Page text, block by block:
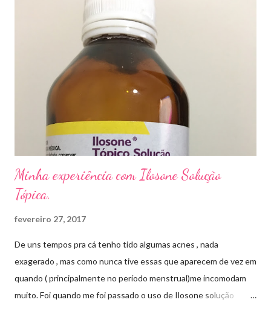
micose de unha é feito com esmaltes antifúngicos ou remédios
orais ,ou para aplicação local receitados pelo dermatologista. O
tempo para tratamento pode variar de 06 meses a um ano. Para
quem prefere tratamentos caseiros , pode aplicar óleo de cravo
duas vezes ao dia. Eu já passei por isso, pelo uso de muito
sapato fechado e apertado . E utilizei o Ciclopirox olamina que é
um agente antifúngico sintético para tratamento dermatológico
Minha experiência com Ilosone Solução
Tópica.
fevereiro 27, 2017
De uns tempos pra cá tenho tido algumas acnes , nada
exagerado , mas como nunca tive essas que aparecem de vez em
quando ( principalmente no período menstrual)me incomodam
muito. Foi quando me foi passado o uso de Ilosone solução